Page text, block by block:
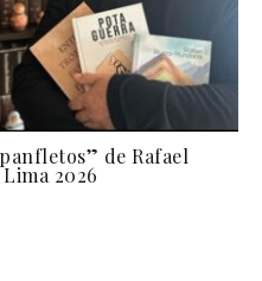
de Rafael
2026